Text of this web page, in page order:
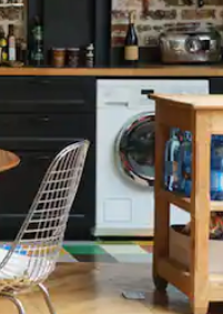
ಗೆಸ್ಚರ್‌ಗಳ ಮೂಲಕ ಅನ್ವೇಷಿಸಿ.